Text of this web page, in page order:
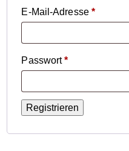
E-Mail-Adresse *
Passwort*Erforderlich
Registrieren